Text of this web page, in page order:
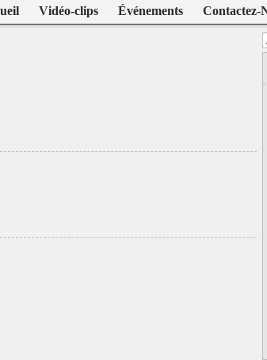
Vidéo-clips Événements Contactez-